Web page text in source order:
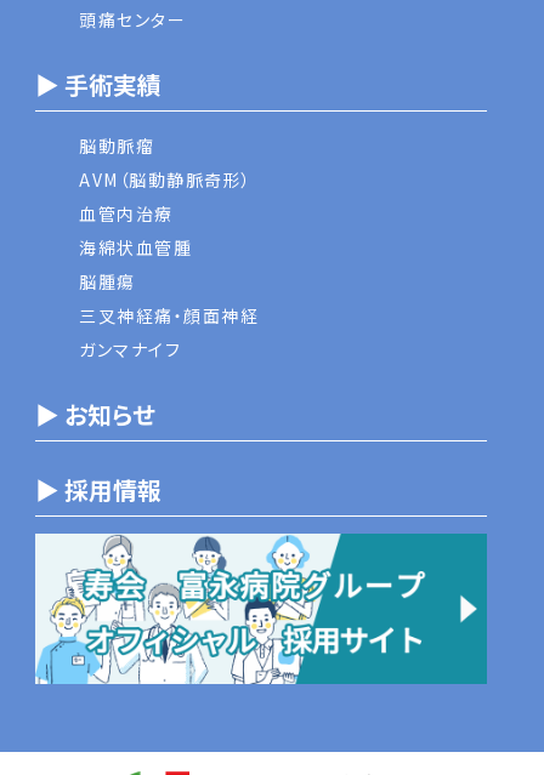
頭痛センター
▶ 手術実績
脳動脈瘤
AVM（脳動静脈奇形）
血管内治療
海綿状血管腫
脳腫瘍
三叉神経痛・顔面神経
ガンマナイフ
▶ お知らせ
▶ 採用情報